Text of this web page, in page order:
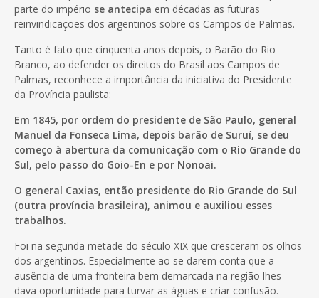
parte do império se antecipa em décadas as futuras
reinvindicações dos argentinos sobre os Campos de Palmas.
Tanto é fato que cinquenta anos depois, o Barão do Rio
Branco, ao defender os direitos do Brasil aos Campos de
Palmas, reconhece a importância da iniciativa do Presidente
da Província paulista:
Em 1845, por ordem do presidente de São Paulo, general
Manuel da Fonseca Lima, depois barão de Suruí, se deu
começo à abertura da comunicação com o Rio Grande do
Sul, pelo passo do Goio-En e por Nonoai.
O general Caxias, então presidente do Rio Grande do Sul
(outra província brasileira), animou e auxiliou esses
trabalhos.
Foi na segunda metade do século XIX que cresceram os olhos
dos argentinos. Especialmente ao se darem conta que a
ausência de uma fronteira bem demarcada na região lhes
dava oportunidade para turvar as águas e criar confusão.